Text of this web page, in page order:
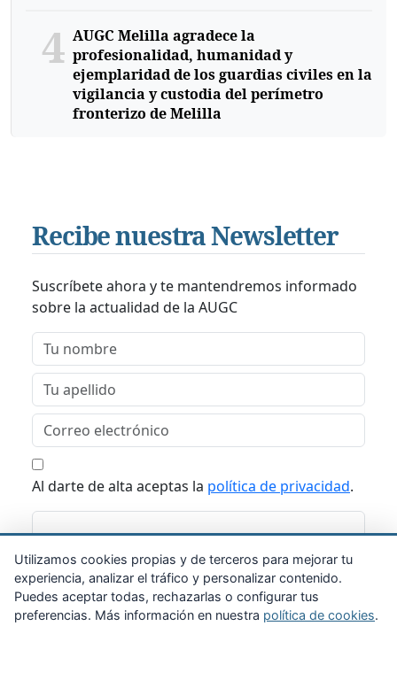
4 AUGC Melilla agradece la
profesionalidad, humanidad y
ejemplaridad de los guardias civiles en la
vigilancia y custodia del perímetro
fronterizo de Melilla
Recibe nuestra Newsletter
Suscríbete ahora y te mantendremos informado
sobre la actualidad de la AUGC
Al darte de alta aceptas la política de privacidad.
Suscribirme
Utilizamos cookies propias y de terceros para mejorar tu
experiencia, analizar el tráfico y personalizar contenido.
Puedes aceptar todas, rechazarlas o configurar tus
preferencias. Más información en nuestra política de cookies.